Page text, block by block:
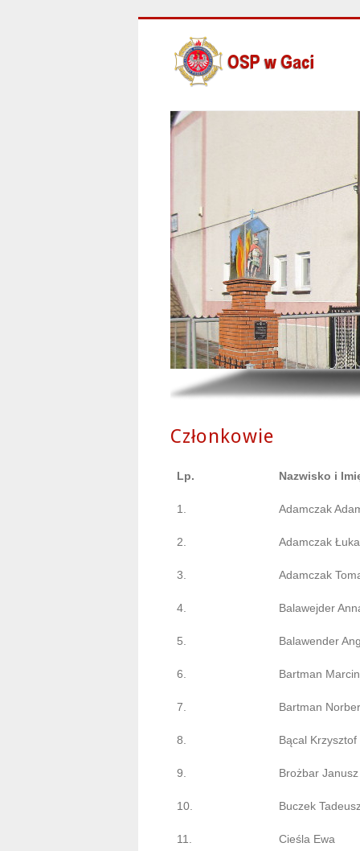
Członkowie
Lp. Nazwisko i
1. Adamczak
2. Adamczak
3. Adamczak
4. Balawejder
5. Balawender
6. Bartman Marcin
7. Bartman
8. Bącal Krzysztof
9. Brożbar Janusz
10. Buczek Tadeusz
11. Cieśla Ewa